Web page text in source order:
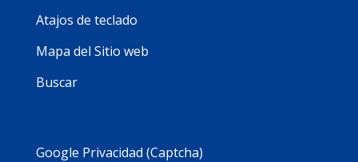
Atajos de teclado
Mapa del Sitio web
Buscar
Google Privacidad (Captcha)